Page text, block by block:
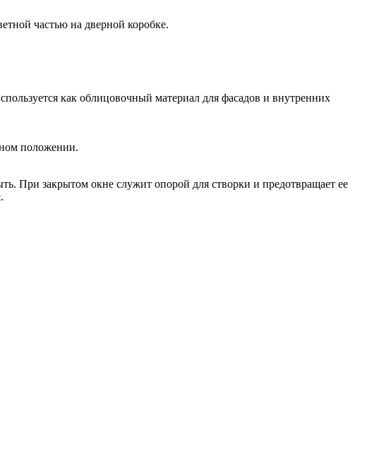
частью на дверной коробке.
как облицовочный материал для фасадов и внутренних
положении.
При закрытом окне служит опорой для створки и предотвращает ее